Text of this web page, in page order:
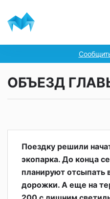
ОБЪЕЗД
Поездку решили
экопарка. До конца
планируют отсыпать
дорожки. А еще на